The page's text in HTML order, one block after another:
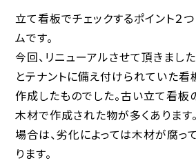
立て看板でチェックするポイント２
ムです。
今回、リニューアルさせて頂きまし
とテナントに備え付けられていた看
作成したものでした。古い立て看板
木材で作成された物が多くあります
場合は、劣化によっては木材が腐っ
ります。